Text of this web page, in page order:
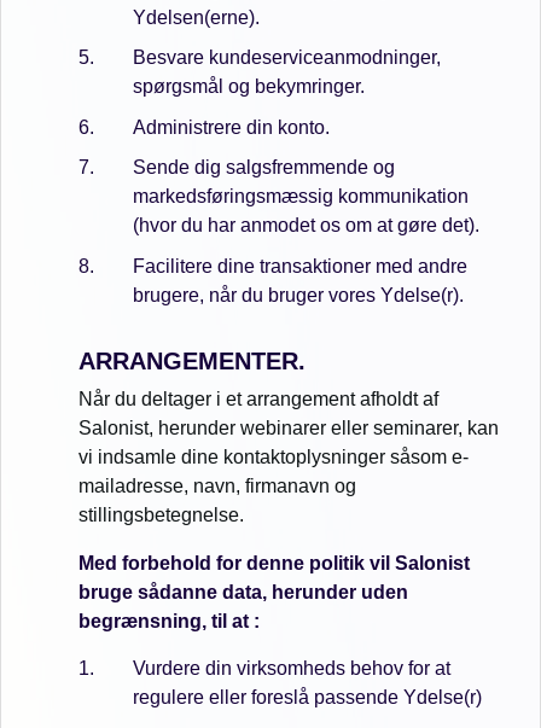
Ydelsen(erne).
Besvare kundeserviceanmodninger,
spørgsmål og bekymringer.
Administrere din konto.
Sende dig salgsfremmende og
markedsføringsmæssig kommunikation
(hvor du har anmodet os om at gøre det).
Facilitere dine transaktioner med andre
brugere, når du bruger vores Ydelse(r).
ARRANGEMENTER.
Når du deltager i et arrangement afholdt af
Salonist, herunder webinarer eller seminarer, kan
vi indsamle dine kontaktoplysninger såsom e-
mailadresse, navn, firmanavn og
stillingsbetegnelse.
Med forbehold for denne politik vil Salonist
bruge sådanne data, herunder uden
begrænsning, til at :
Vurdere din virksomheds behov for at
regulere eller foreslå passende Ydelse(r)